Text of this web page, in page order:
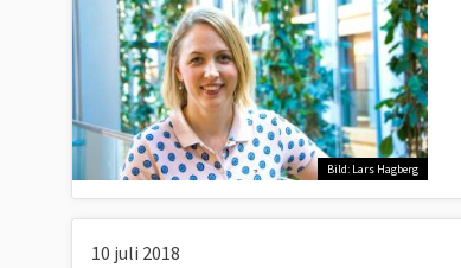
Bild: Lars Hagberg
10 juli 2018